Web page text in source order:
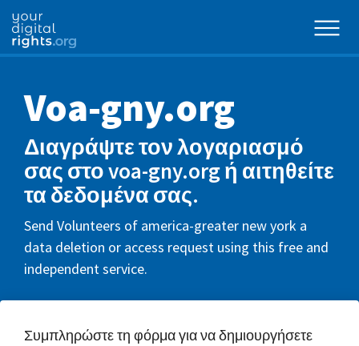
Voa-gny.org
Διαγράψτε τον λογαριασμό
σας στο voa-gny.org ή αιτηθείτε
τα δεδομένα σας.
Send Volunteers of america-greater new york a
data deletion or access request using this free and
independent service.
Συμπληρώστε τη φόρμα για να δημιουργήσετε